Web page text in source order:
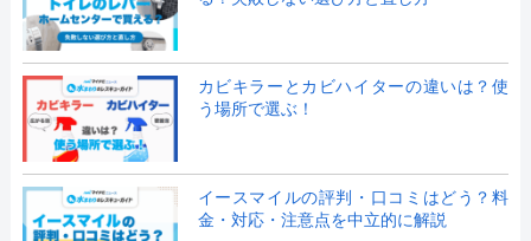
カビキラーとカビハイターの違いは？使
う場所で選ぶ！
イースマイルの評判・口コミはどう？料
金・対応・注意点を中立的に解説